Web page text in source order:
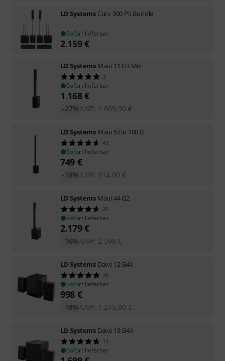
LD Systems Curv 500 PS Bundle
Sofort lieferbar
2.159€
LD Systems Maui 11 G3 Mix
3
Sofort lieferbar
1.168€
UVP: 1.609,90 €
-27%
LD Systems Maui 5 Go 100 B
42
Sofort lieferbar
749 €
UVP: 914,90 €
-18%
LD Systems Maui 44 G2
25
Sofort lieferbar
2.179€
UVP: 2.599 €
-16%
LD Systems Dave 12 G4X
20
Sofort lieferbar
998 €
UVP: 1.215,90 €
-18%
LD Systems Dave 18 G4X
13
Sofort lieferbar